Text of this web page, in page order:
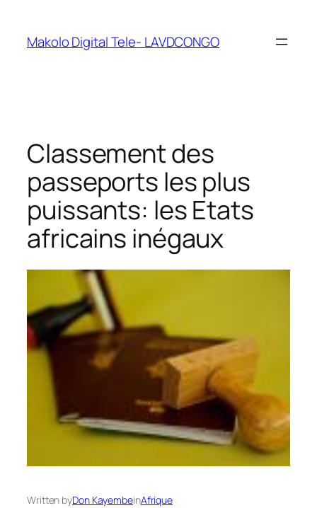
Makolo Digital Tele- LAVDCONGO
Classement des
passeports les plus
puissants: les Etats
africains inégaux
Written byDon KayembeinAfrique